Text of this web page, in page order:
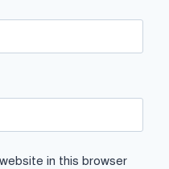
in this browser